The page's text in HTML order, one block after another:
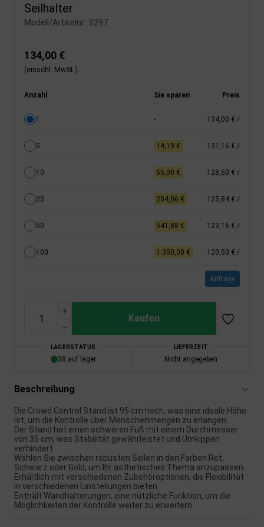
Seilhalter
Modell/Artikelnr.: 8297
134,00 €
(einschl. MwSt.)
Anzahl Sie sparen Preis
1 - 134,00 € /
5 14,19 € 131,16 € /
10 55,00 € 128,50 € /
25 204,06 € 125,84 € /
50 541,88 € 123,16 € /
100 1.350,00 € 120,50 € /
Anfrage
Kaufen
LAGERSTATUS
38 auf lager
LIEFERZEIT
Nicht angegeben
Beschreibung
Die Crowd Control Stand ist 95 cm hoch, was eine ideale Höhe
ist, um die Kontrolle über Menschenmengen zu erlangen.
Der Stand hat einen schweren Fuß mit einem Durchmesser
von 35 cm, was Stabilität gewährleistet und Umkippen
verhindert.
Wählen Sie zwischen robusten Seilen in den Farben Rot,
Schwarz oder Gold, um Ihr ästhetisches Thema anzupassen.
Erhältlich mit verschiedenen Zubehöroptionen, die Flexibilität
in verschiedenen Einstellungen bieten.
Enthält Wandhalterungen, eine nützliche Funktion, um die
Möglichkeiten der Kontrolle weiter zu erweitern.